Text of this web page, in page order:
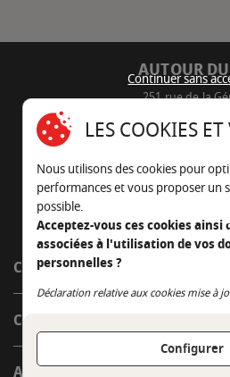
AUTOUR
251 rue de la
05 45 22
Nous envoyer un
CÔTÉ OUTDOOR
CÔTÉ INDOOR
Continuer sans
LES COOKIES
Nous utilisons des cookies pour
performances et vous proposer un
possible.
Acceptez-vous ces cookies
associées à l'utilisation de vos
personnelles ?
Déclaration relative aux cookies mise à
Configurer
Continuer sans